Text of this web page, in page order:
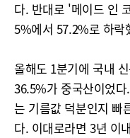
다. 반대로 '메이드 인
5%에서 57.2%로 하락
올해도 1분기에 국내
36.5%가 중국산이었
는 기름값 덕분인지 빠
다. 이대로라면 3년 이